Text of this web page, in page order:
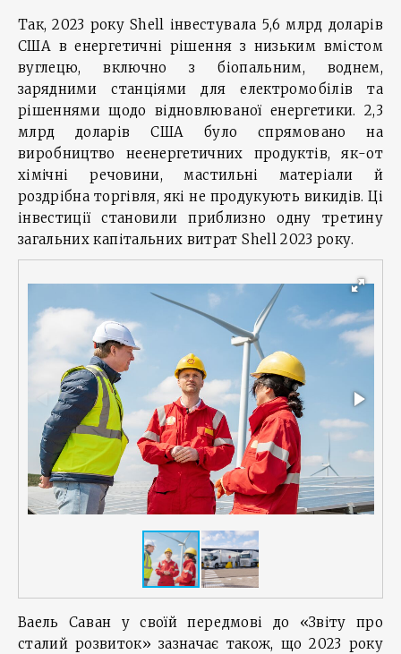
Так, 2023 року Shell інвестувала 5,6 млрд доларів
США в енергетичні рішення з низьким вмістом
вуглецю, включно з біопальним, воднем,
зарядними станціями для електромобілів та
рішеннями щодо відновлюваної енергетики. 2,3
млрд доларів США було спрямовано на
виробництво неенергетичних продуктів, як-от
хімічні речовини, мастильні матеріали й
роздрібна торгівля, які не продукують викидів. Ці
інвестиції становили приблизно одну третину
загальних капітальних витрат Shell 2023 року.
Ваель Саван у своїй передмові до «Звіту про
сталий розвиток» зазначає також, що 2023 року